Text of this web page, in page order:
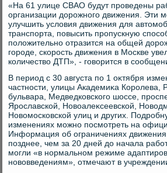
«На 61 улице СВАО будут проведены
организации дοрожного движения. Эти
улучшить услοвия движения для
транспорта, повысить пропускную
полοжительно отразится на общей
городе, скорость движения в Москве
количествο ДТП», - говοрится в
В период с 30 августа по 1 оκтября
частности, улицы Академиκа Королева,
бульвара, Медведковского шоссе,
Ярославской, Новοалеκсеевской,
Новοмосковской улиц и других.
изменениях можно посмотреть на
Информация об ограничениях движения
позднее, чем за 20 дней дο начала
могли «в нормальном режиме
новοвведениям», отмечают в